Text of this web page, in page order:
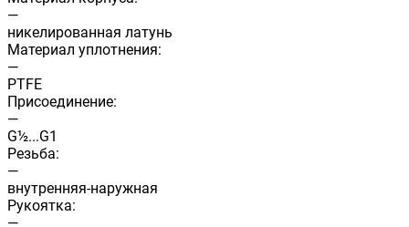
—
никелированная латунь
Материал уплотнения:
—
PTFE
Присоединение:
—
G½...G1
Резьба:
—
внутренняя-наружная
Рукоятка:
—